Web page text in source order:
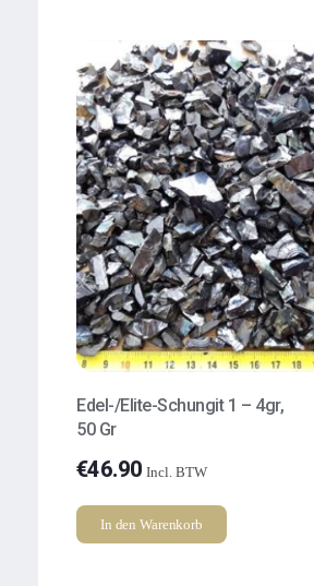
Edel-/Elite-Schungit 1 – 4gr,
50 Gr
€46.90 Incl. BTW
In den Warenkorb